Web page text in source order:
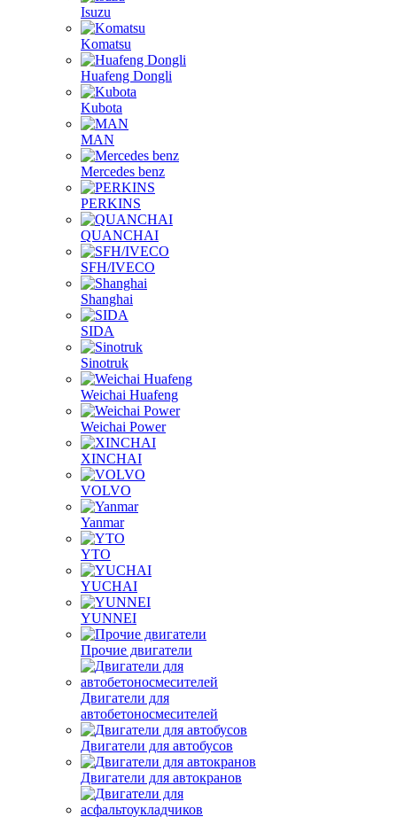
Isuzu
Komatsu
Huafeng Dongli
Kubota
MAN
Mercedes benz
PERKINS
QUANCHAI
SFH/IVECO
Shanghai
SIDA
Sinotruk
Weichai Huafeng
Weichai Power
XINCHAI
VOLVO
Yanmar
YTO
YUCHAI
YUNNEI
Прочие двигатели
Двигатели для
автобетоносмесителей
Двигатели для автобусов
Двигатели для автокранов